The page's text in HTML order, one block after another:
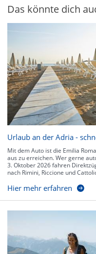
Das könnte dich
Urlaub an der Adria -
Mit dem Auto ist die Emilia
aus zu erreichen. Wer gerne
3. Oktober 2026 fahren
nach Rimini, Riccione und
Hier mehr erfahren